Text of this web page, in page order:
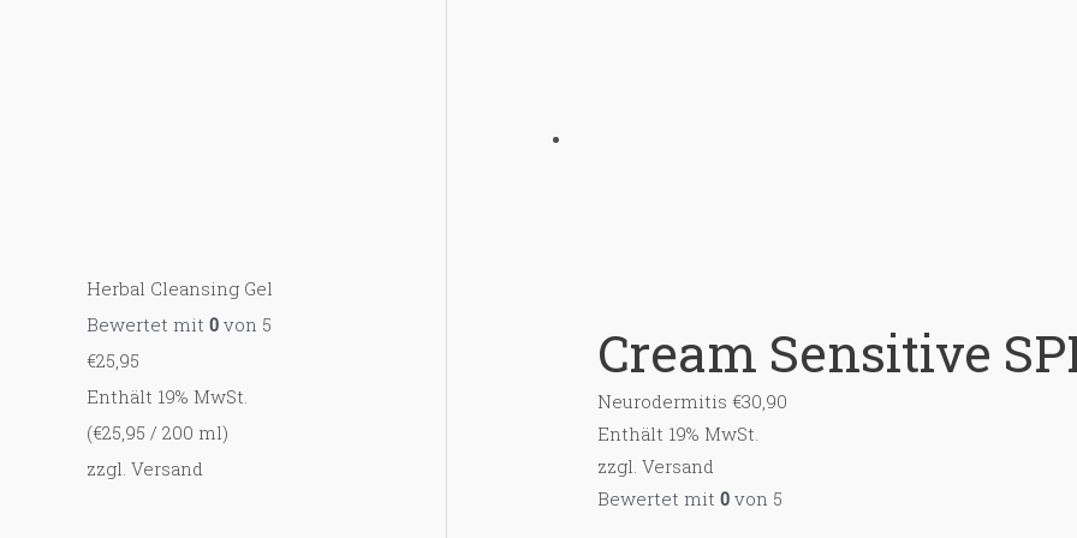
Herbal Cleansing Gel
Bewertet mit 0 von 5
€25,95
Enthält 19% MwSt.
(€25,95 / 200 ml)
zzgl. Versand
Cream Sensitive
Neurodermitis €30,90
Enthält 19% MwSt.
zzgl. Versand
Bewertet mit 0 von 5